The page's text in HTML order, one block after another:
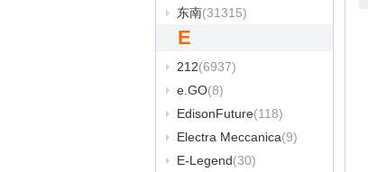
东南(31315)
E
212(6937)
e.GO(8)
EdisonFuture(118)
Electra Meccanica(9)
E-Legend(30)